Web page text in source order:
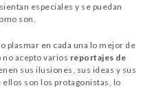
especiales y se puedan
son.
plasmar en cada una lo mejor de
acepto varios reportajes de
sus ilusiones, sus ideas y sus
son los protagonistas, lo